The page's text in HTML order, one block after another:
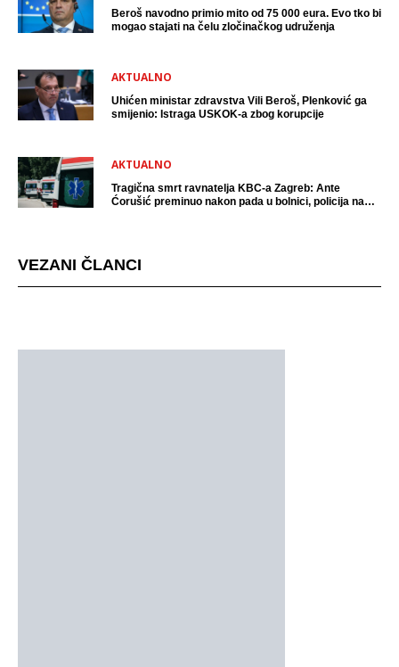
Beroš navodno primio mito od 75 000 eura. Evo tko bi
mogao stajati na čelu zločinačkog udruženja
AKTUALNO
Uhićen ministar zdravstva Vili Beroš, Plenković ga
smijenio: Istraga USKOK-a zbog korupcije
AKTUALNO
Tragična smrt ravnatelja KBC-a Zagreb: Ante
Ćorušić preminuo nakon pada u bolnici, policija na
VEZANI ČLANCI